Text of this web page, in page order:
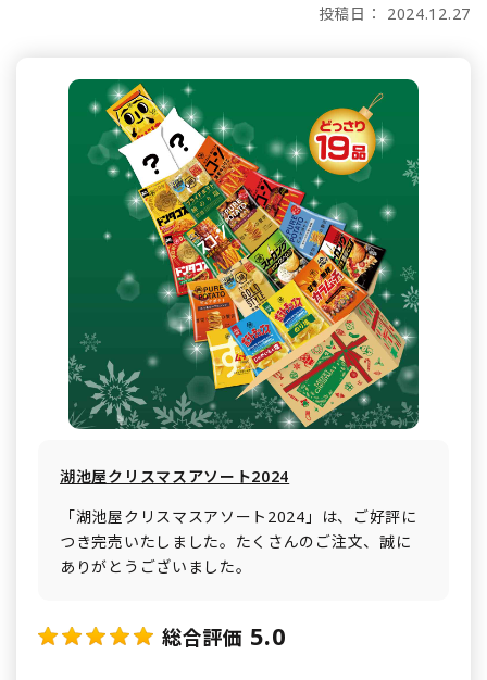
投稿日： 2024.12.27
湖池屋クリスマスアソート2024
「湖池屋クリスマスアソート2024」は、ご好評に
つき完売いたしました。たくさんのご注文、誠に
ありがとうございました。
総合評価 5.0